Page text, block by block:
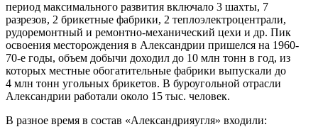
период максимального развития включало 3 шахты, 7
разрезов, 2 брикетные фабрики, 2 теплоэлектроцентрали,
рудоремонтный и ремонтно-механический цехи и др. Пик
освоения месторождения в Александрии пришелся на 1960-
70-е годы, объем добычи доходил до 10 млн тонн в год, из
которых местные обогатительные фабрики выпускали до
4 млн тонн угольных брикетов. В буроугольной отрасли
Александрии работали около 15 тыс. человек.
В разное время в состав «Александрияугля» входили: